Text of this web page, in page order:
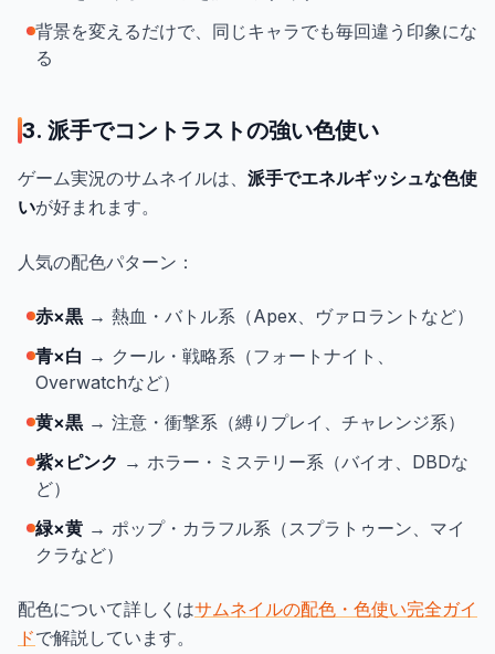
背景を変えるだけで、同じキャラでも毎回違う印象にな
る
3. 派手でコントラストの強い色使い
ゲーム実況のサムネイルは、 派手でエネルギッシュな色使
いが好まれます。
人気の配色パターン：
赤×黒 → 熱血・バトル系（Apex、ヴァロラントなど）
青×白 → クール・戦略系（フォートナイト、
Overwatchなど）
黄×黒 → 注意・衝撃系（縛りプレイ、チャレンジ系）
紫×ピンク → ホラー・ミステリー系（バイオ、DBDな
ど）
緑×黄 → ポップ・カラフル系（スプラトゥーン、マイ
クラなど）
配色について詳しくはサムネイルの配色・色使い完全ガイ
ドで解説しています。